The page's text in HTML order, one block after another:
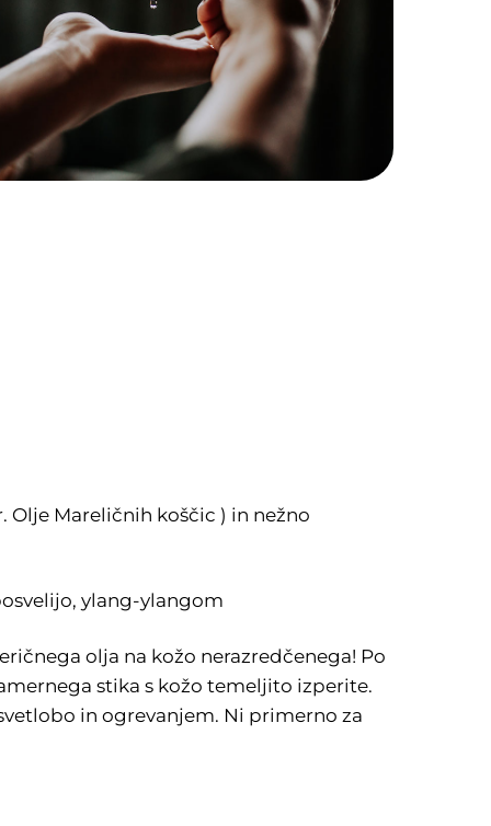
Olje Mareličnih koščic ) in nežno
ylang-ylangom
olja na kožo nerazredčenega! Po
stika s kožo temeljito izperite.
in ogrevanjem. Ni primerno za